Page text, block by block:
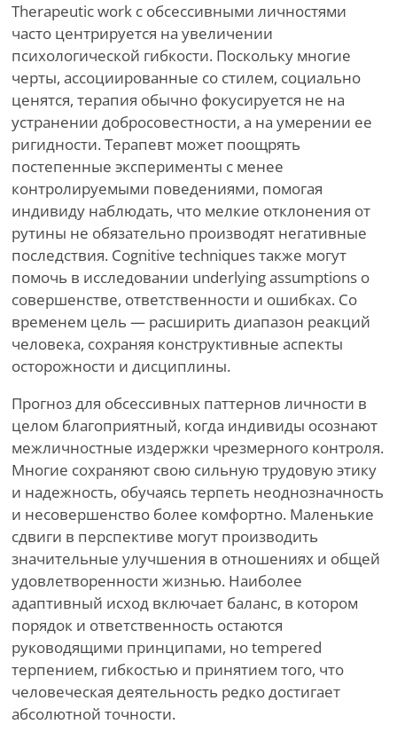
Therapeutic work с обсессивными личностями
часто центрируется на увеличении
психологической гибкости. Поскольку многие
черты, ассоциированные со стилем, социально
ценятся, терапия обычно фокусируется не на
устранении добросовестности, а на умерении ее
ригидности. Терапевт может поощрять
постепенные эксперименты с менее
контролируемыми поведениями, помогая
индивиду наблюдать, что мелкие отклонения от
рутины не обязательно производят негативные
последствия. Cognitive techniques также могут
помочь в исследовании underlying assumptions о
совершенстве, ответственности и ошибках. Со
временем цель — расширить диапазон реакций
человека, сохраняя конструктивные аспекты
осторожности и дисциплины.
Прогноз для обсессивных паттернов личности в
целом благоприятный, когда индивиды осознают
межличностные издержки чрезмерного контроля.
Многие сохраняют свою сильную трудовую этику
и надежность, обучаясь терпеть неоднозначность
и несовершенство более комфортно. Маленькие
сдвиги в перспективе могут производить
значительные улучшения в отношениях и общей
удовлетворенности жизнью. Наиболее
адаптивный исход включает баланс, в котором
порядок и ответственность остаются
руководящими принципами, но tempered
терпением, гибкостью и принятием того, что
человеческая деятельность редко достигает
абсолютной точности.